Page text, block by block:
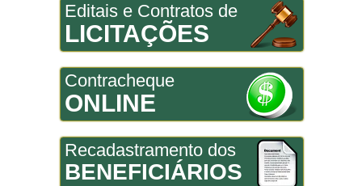
Editais e Contratos de
LICITAÇÕES
Contracheque
ONLINE
Recadastramento dos
BENEFICIÁRIOS